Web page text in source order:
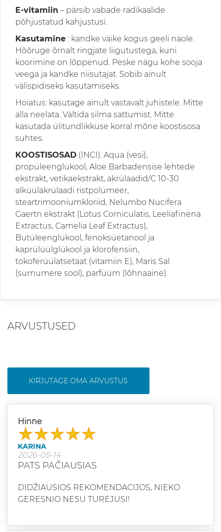
E-vitamiin – pärsib vabade radikaalide
põhjustatud kahjustusi.
Kasutamine : kandke väike kogus geeli näole.
Hõõruge õrnalt ringjate liigutustega, kuni
koorimine on lõppenud. Peske nägu kohe sooja
veega ja kandke niisutajat. Sobib ainult
välispidiseks kasutamiseks.
Hoiatus: kasutage ainult vastavalt juhistele. Mitte
alla neelata. Vältida silma sattumist. Mitte
kasutada ülitundlikkuse korral mõne koostisosa
suhtes.
KOOSTISOSAD (INCI): Aqua (vesi),
propüleenglükool, Aloe Barbadensise lehtede
ekstrakt, vetikaekstrakt, akrülaadid/C 10-30
alküülakrülaadi ristpolümeer,
steartrimooniumkloriid, Nelumbo Nucifera
Gaertn ekstrakt (Lotus Corniculatis, Leeliafinena
Extractus, Camelia Leaf Extractus),
Butüleenglükool, fenoksüetanool ja
kaprülüülglükool ja klorofensiin,
tokoferüülatsetaat (vitamiin E), Maris Sal
(surnumere sool), parfüüm (lõhnaaine).
ARVUSTUSED
KIRJUTAGE OMA ARVUSTUS
Hinne
KARINA
2026-05-14
PATS PAČIAUSIAS
DIDŽIAUSIOS REKOMENDACIJOS, NIEKO
GERESNIO NESU TURĖJUSI!